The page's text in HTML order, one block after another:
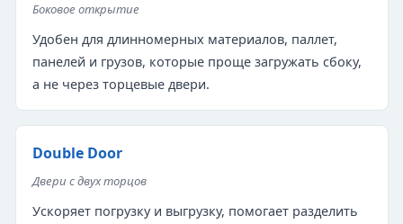
Боковое открытие
Удобен для длинномерных материалов, паллет,
панелей и грузов, которые проще загружать сбоку,
а не через торцевые двери.
Double Door
Двери с двух торцов
Ускоряет погрузку и выгрузку, помогает разделить